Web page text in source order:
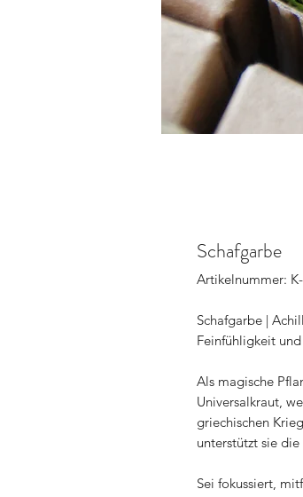
Schafgarbe
Artikelnummer:
Schafgarbe |
Feinfühligkeit
Als magische
Universalkraut,
griechischen
unterstützt sie
Sei fokussiert,